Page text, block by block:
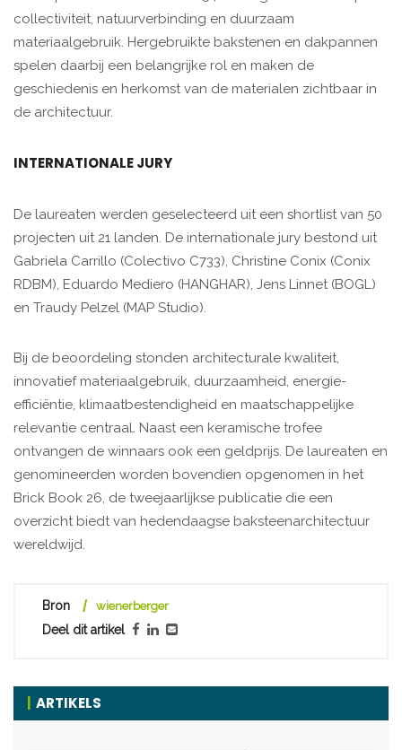
collectiviteit, natuurverbinding en duurzaam
materiaalgebruik. Hergebruikte bakstenen en dakpannen
spelen daarbij een belangrijke rol en maken de
geschiedenis en herkomst van de materialen zichtbaar in
de architectuur.
INTERNATIONALE JURY
De laureaten werden geselecteerd uit een shortlist van 50
projecten uit 21 landen. De internationale jury bestond uit
Gabriela Carrillo (Colectivo C733), Christine Conix (Conix
RDBM), Eduardo Mediero (HANGHAR), Jens Linnet (BOGL)
en Traudy Pelzel (MAP Studio).
Bij de beoordeling stonden architecturale kwaliteit,
innovatief materiaalgebruik, duurzaamheid, energie-
efficiëntie, klimaatbestendigheid en maatschappelijke
relevantie centraal. Naast een keramische trofee
ontvangen de winnaars ook een geldprijs. De laureaten en
genomineerden worden bovendien opgenomen in het
Brick Book 26, de tweejaarlijkse publicatie die een
overzicht biedt van hedendaagse baksteenarchitectuur
wereldwijd.
Bron wienerberger
Deel dit artikel
ARTIKELS